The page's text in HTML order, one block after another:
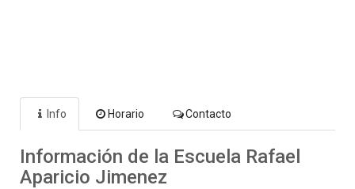
Info Horario Contacto
Información de la Escuela Rafael
Aparicio Jimenez